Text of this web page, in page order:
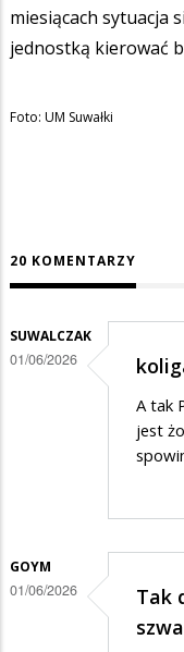
miesiącach sytuacja
jednostką kierować
Foto: UM Suwałki
20 KOMENTARZY
SUWALCZAK
01/06/2026
A tak
jest
GOYM
01/06/2026
Tak